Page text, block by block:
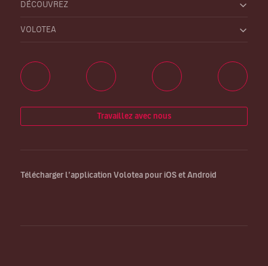
DÉCOUVREZ
VOLOTEA
Travaillez avec nous
Télécharger l’application Volotea pour iOS et Android